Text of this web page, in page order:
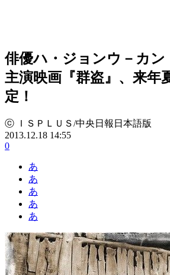
俳優ハ・ジョンウ－カン
主演映画『群盗』、来年
定！
ⓒ ＩＳＰＬＵＳ/中央日報日本語版
2013.12.18 14:55
0
あ
あ
あ
あ
あ